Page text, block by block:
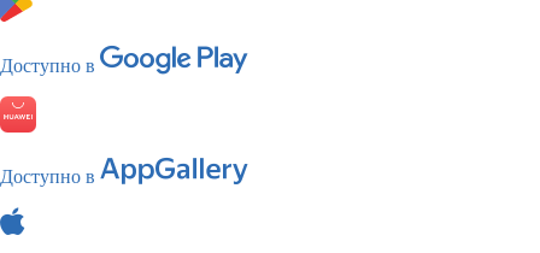
Доступно в
Доступно в